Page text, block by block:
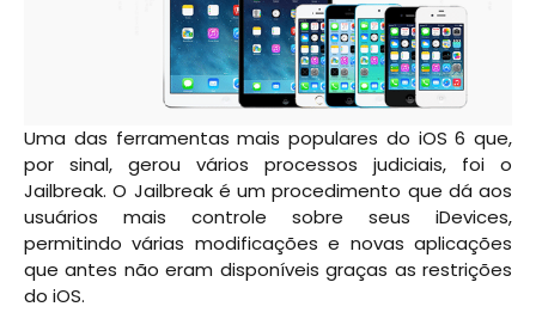
Uma das ferramentas mais populares do iOS 6 que,
por sinal, gerou vários processos judiciais, foi o
Jailbreak. O Jailbreak é um procedimento que dá aos
usuários mais controle sobre seus iDevices,
permitindo várias modificações e novas aplicações
que antes não eram disponíveis graças as restrições
do iOS.